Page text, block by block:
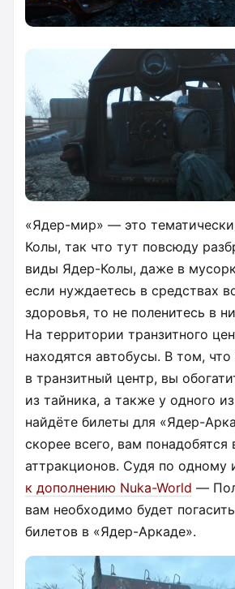
«Ядер-мир» — это
Колы, так что тут повсюду
виды Ядер-Колы, даже в
если нуждаетесь в средствах
здоровья, то не поленитесь в
На территории транзитного
находятся автобусы. В том,
в транзитный центр, вы
из тайника, а также у одного
найдёте билеты для «Ядер-
скорее всего, вам понадобятся
аттракционов. Судя по одному
к дополнению Nuka-World —
вам необходимо будет
билетов в «Ядер-Аркаде».